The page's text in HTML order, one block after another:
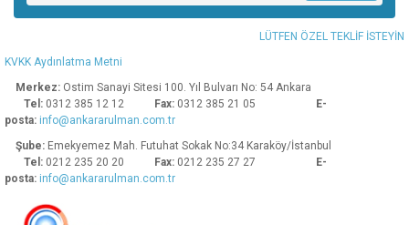
Ürün bilgilerinde hatalar bulunuyor.
Ürün fiyatı diğer sitelerden daha pahalı.
Bu ürüne benzer farklı alternatifler olmalı.
LÜTFEN ÖZEL TEKLİF İSTEYİN
KVKK Aydınlatma Metni
Merkez: Ostim Sanayi Sitesi 100. Yıl Bulvarı No: 54 Ankara
Tel: 0312 385 12 12 Fax: 0312 385 21 05
E-
posta: info@ankararulman.com.tr
Şube: Emekyemez Mah. Futuhat Sokak No:34 Karaköy/İstanbul
Tel: 0212 235 20 20 Fax: 0212 235 27 27
E-
posta: info@ankararulman.com.tr